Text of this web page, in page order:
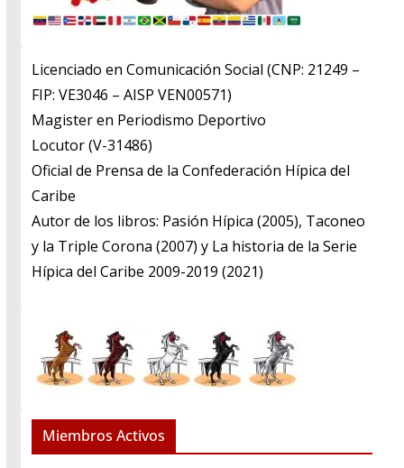
Licenciado en Comunicación Social (CNP: 21249 –
FIP: VE3046 – AISP VEN00571)
​Magister en Periodismo Deportivo
​Locutor (V-31486)
​Oficial de Prensa de la Confederación Hípica del
Caribe
​Autor de los libros: Pasión Hípica (2005), Taconeo
y la Triple Corona (2007) y La historia de la Serie
Hípica del Caribe 2009-2019 (2021)
Miembros Activos